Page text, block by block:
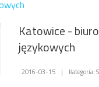
Katowice -
językowych
2016-03-15 | Kategoria: